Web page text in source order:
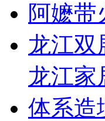
阿嬷带
龙江双
龙江家
体系造